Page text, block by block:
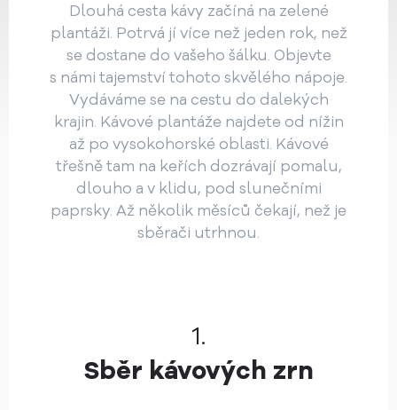
Dlouhá cesta kávy začíná na zelené
plantáži. Potrvá jí více než jeden rok, než
se dostane do vašeho šálku. Objevte
s námi tajemství tohoto skvělého nápoje.
Vydáváme se na cestu do dalekých
krajin. Kávové plantáže najdete od nížin
až po vysokohorské oblasti. Kávové
třešně tam na keřích dozrávají pomalu,
dlouho a v klidu, pod slunečními
paprsky. Až několik měsíců čekají, než je
sběrači utrhnou.
1.
Sběr kávových zrn